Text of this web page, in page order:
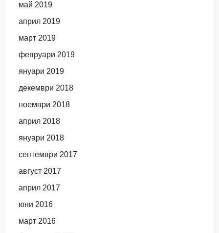
май 2019
април 2019
март 2019
февруари 2019
януари 2019
декември 2018
ноември 2018
април 2018
януари 2018
септември 2017
август 2017
април 2017
юни 2016
март 2016